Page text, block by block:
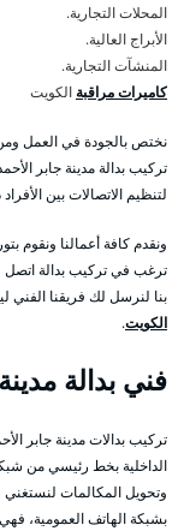
المحلات التجارية.
الأبراج العالية.
المنشآت التجارية.
كاميرات مراقبة الكويت
نختص بالجودة في العمل
تركيب بدالة مدينة جابر
لتنظيم الاتصالات بين
ونقدم كافة أعمالنا ونقوم
ترغب في تركيب بدالة اتصل
بنا لنرسل لك فريقنا الفني
الكويت.
فني بدالة
تركيب بدالات مدينة جابر
الداخلية بخط رئيسي من
وتحويل المكالمات
بشبكة الهاتف العمومية،